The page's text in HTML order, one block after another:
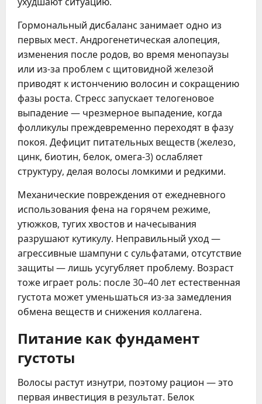
Гормональный дисбаланс занимает одно из
первых мест. Андрогенетическая алопеция,
изменения после родов, во время менопаузы
или из-за проблем с щитовидной железой
приводят к истончению волосин и сокращению
фазы роста. Стресс запускает телогеновое
выпадение — чрезмерное выпадение, когда
фолликулы преждевременно переходят в фазу
покоя. Дефицит питательных веществ (железо,
цинк, биотин, белок, омега-3) ослабляет
структуру, делая волосы ломкими и редкими.
Механические повреждения от ежедневного
использования фена на горячем режиме,
утюжков, тугих хвостов и начесывания
разрушают кутикулу. Неправильный уход —
агрессивные шампуни с сульфатами, отсутствие
защиты — лишь усугубляет проблему. Возраст
тоже играет роль: после 30–40 лет естественная
густота может уменьшаться из-за замедления
обмена веществ и снижения коллагена.
Питание как фундамент
густоты
Волосы растут изнутри, поэтому рацион — это
первая инвестиция в результат. Белок